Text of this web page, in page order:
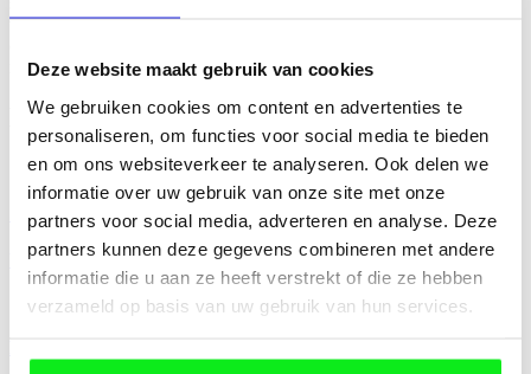
Deze website maakt gebruik van cookies
We gebruiken cookies om content en advertenties te
personaliseren, om functies voor social media te bieden
en om ons websiteverkeer te analyseren. Ook delen we
informatie over uw gebruik van onze site met onze
partners voor social media, adverteren en analyse. Deze
partners kunnen deze gegevens combineren met andere
informatie die u aan ze heeft verstrekt of die ze hebben
verzameld op basis van uw gebruik van hun services.
verwarming rechtstreeks onder de planken vloer ligt en dus
nodig.”
Dit kan je ook interessant vinden
Stoffels International – 2400m²
Vloerverwarming